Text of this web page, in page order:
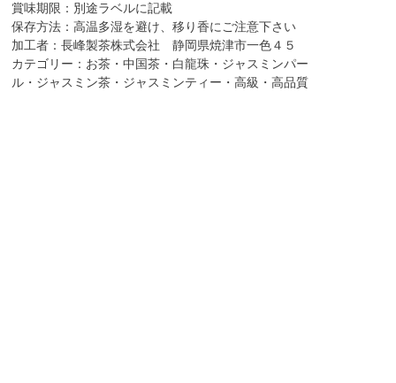
賞味期限：別途ラベルに記載
保存方法：高温多湿を避け、移り香にご注意下さい
加工者：長峰製茶株式会社 静岡県焼津市一色４５
カテゴリー：お茶・中国茶・白龍珠・ジャスミンパー
ル・ジャスミン茶・ジャスミンティー・高級・高品質